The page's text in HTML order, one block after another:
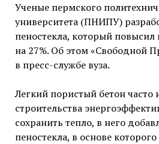
Ученые пермского
университета (ПНИПУ)
пеностекла, который повысил
на 27%. Об этом «Свободной
в пресс-службе вуза.
Легкий пористый бетон часто
строительства
сохранить тепло, в него
пеностекла, в основе